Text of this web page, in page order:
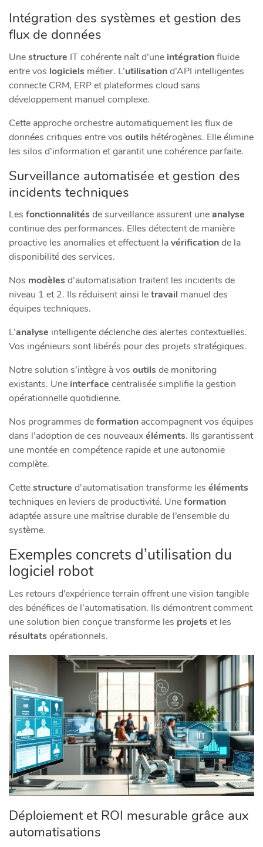
Intégration des systèmes et gestion des
flux de données
Unestructure IT cohérente naît d’une intégrationfluide
entre vos logiciels métier. L’utilisationd’API intelligentes
connecte CRM, ERP et plateformes cloud sans
développement manuel complexe.
Cette approche orchestre automatiquement les flux de
données critiques entre vos outils hétérogènes. Elle élimine
les silos d’information et garantit une cohérence parfaite.
Surveillance automatisée et gestion des
incidents techniques
Les fonctionnalitésde surveillance assurent uneanalyse
continue des performances. Elles détectent de manière
proactive les anomalies et effectuent lavérificationde la
disponibilité des services.
Nos modèlesd’automatisation traitent les incidents de
niveau 1 et 2. Ils réduisent ainsi letravail manuel des
équipes techniques.
L’analyse intelligente déclenche des alertes contextuelles.
Vos ingénieurs sont libérés pour des projets stratégiques.
Notre solution s’intègre à vos outilsde monitoring
existants. Une interface centralisée simplifie la gestion
opérationnelle quotidienne.
Nos programmes deformation accompagnent vos équipes
dans l’adoption de ces nouveauxéléments. Ils garantissent
une montée en compétence rapide et une autonomie
complète.
Cettestructure d’automatisation transforme les éléments
techniques en leviers de productivité. Uneformation
adaptée assure une maîtrise durable de l’ensemble du
système.
Exemples concrets d’utilisation du
logiciel robot
Les retours d’expérience terrain offrent une vision tangible
des bénéfices de l’automatisation. Ils démontrent comment
une solution bien conçue transforme les projetset les
résultatsopérationnels.
Déploiement et ROI mesurable grâce aux
automatisations